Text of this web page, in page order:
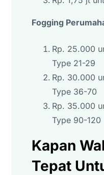
Fogging
Rp. 25.000
Type 21-29
Rp. 30.000
Type 36-70
Rp. 35.000
Type 90-120
Kapan
Tepat